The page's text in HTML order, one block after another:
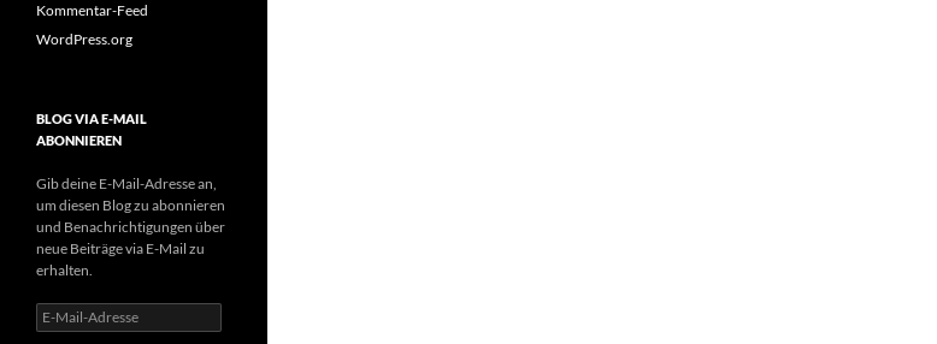
Kommentar-Feed
WordPress.org
BLOG VIA E-MAIL
ABONNIEREN
Gib deine E-Mail-Adresse an,
um diesen Blog zu abonnieren
und Benachrichtigungen über
neue Beiträge via E-Mail zu
erhalten.
E-
Mail-